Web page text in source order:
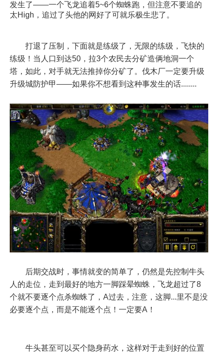
发生了——一个飞龙追着5~6个蜘蛛跑，但注意不要追的
太High，追过了头他的网好了可就乐极生悲了。
打退了压制，下面就是练级了，无限的练级，飞快的
练级！当人口到达50，拉3个农民去分矿造俩地洞一个
塔，如此，对手就无法推掉你分矿了。伐木厂一定要升级
升级城防护甲——如果你不想看到这种事发生的话........
后期交战时，事情就变的简单了，仍然是先控制牛头
人的走位，走到最好的地方一脚踩晕蜘蛛，飞龙超过了8
个就不要逐个点杀蜘蛛了，A过去，注意，这脚...里不是没
必要逐个点，而是不能逐个点！一定要A！
牛头甚至可以买个隐身药水，这样对于走到好的位置